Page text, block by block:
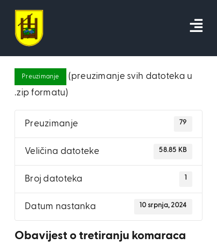
content
Preuzimanje
(preuzimanje svih datoteka u
.zip formatu)
Preuzimanje 79
Veličina datoteke 58.85 KB
Broj datoteka 1
Datum nastanka 10 srpnja, 2024
Obavijest o tretiranju komaraca